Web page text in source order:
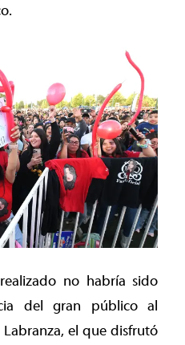
no habría sido
del gran público al
el que disfrutó